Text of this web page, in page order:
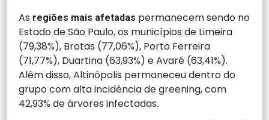
As regiões mais afetadas permanecem sendo no
Estado de São Paulo, os municípios de Limeira
(79,38%), Brotas (77,06%), Porto Ferreira
(71,77%), Duartina (63,93%) e Avaré (63,41%).
Além disso, Altinópolis permaneceu dentro do
grupo com alta incidência de greening, com
42,93% de árvores infectadas.